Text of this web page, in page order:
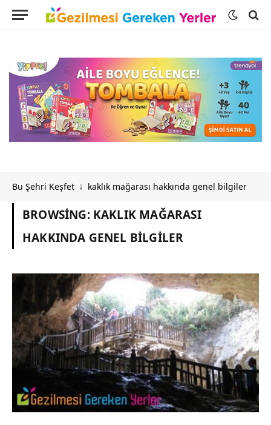
Bu Şehri Keşfet ↓ kaklık mağarası hakkında genel bilgiler
BROWSING: KAKLIK MAĞARASI
HAKKINDA GENEL BILGILER